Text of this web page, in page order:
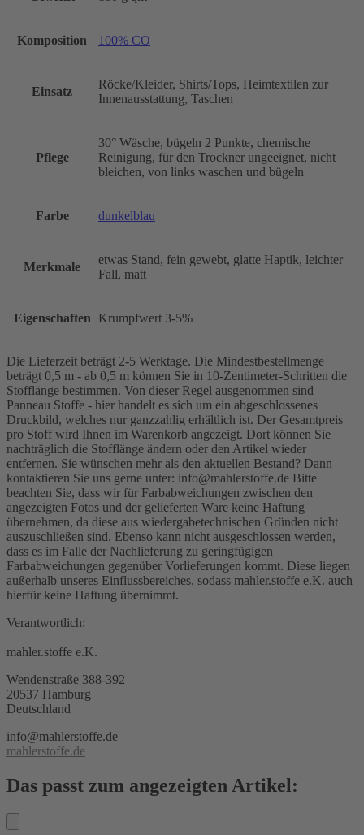
Komposition 100% CO
Einsatz
Röcke/Kleider, Shirts/Tops, Heimtextilen zur
Innenausstattung, Taschen
Pflege
30° Wäsche, bügeln 2 Punkte, chemische
Reinigung, für den Trockner ungeeignet, nicht
bleichen, von links waschen und bügeln
Farbe dunkelblau
Merkmale
etwas Stand, fein gewebt, glatte Haptik, leichter
Fall, matt
Eigenschaften Krumpfwert 3-5%
Die Lieferzeit beträgt 2-5 Werktage. Die Mindestbestellmenge
beträgt 0,5 m - ab 0,5 m können Sie in 10-Zentimeter-Schritten die
Stofflänge bestimmen. Von dieser Regel ausgenommen sind
Panneau Stoffe - hier handelt es sich um ein abgeschlossenes
Druckbild, welches nur ganzzahlig erhältlich ist. Der Gesamtpreis
pro Stoff wird Ihnen im Warenkorb angezeigt. Dort können Sie
nachträglich die Stofflänge ändern oder den Artikel wieder
entfernen. Sie wünschen mehr als den aktuellen Bestand? Dann
kontaktieren Sie uns gerne unter: info@mahlerstoffe.de Bitte
beachten Sie, dass wir für Farbabweichungen zwischen den
angezeigten Fotos und der gelieferten Ware keine Haftung
übernehmen, da diese aus wiedergabetechnischen Gründen nicht
auszuschließen sind. Ebenso kann nicht ausgeschlossen werden,
dass es im Falle der Nachlieferung zu geringfügigen
Farbabweichungen gegenüber Vorlieferungen kommt. Diese liegen
außerhalb unseres Einflussbereiches, sodass mahler.stoffe e.K. auch
hierfür keine Haftung übernimmt.
Verantwortlich:
mahler.stoffe e.K.
Wendenstraße 388-392
20537 Hamburg
Deutschland
info@mahlerstoffe.de
mahlerstoffe.de
Das passt zum angezeigten Artikel: